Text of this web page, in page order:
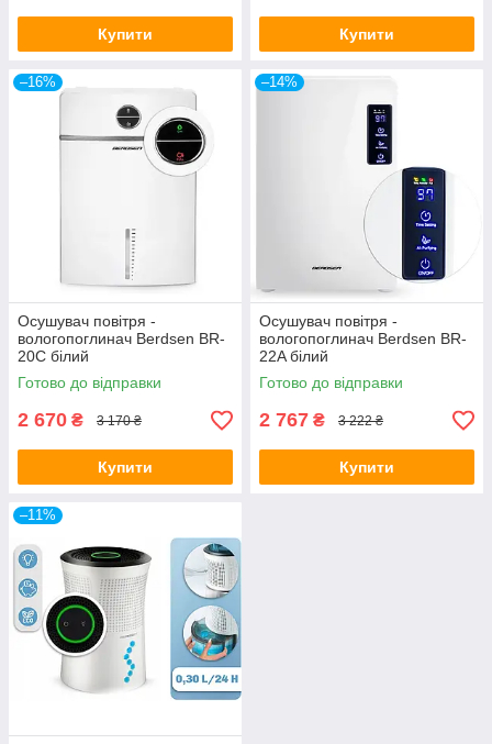
Купити Купити
–16%
Осушувач повітря -
вологопоглинач Berdsen BR-
20C білий
Готово до відправки
2 670 ₴ 3 170 ₴
Купити
–14%
Осушувач повітря -
вологопоглинач Berdsen BR-
22A білий
Готово до відправки
2 767 ₴ 3 222 ₴
Купити
–11%